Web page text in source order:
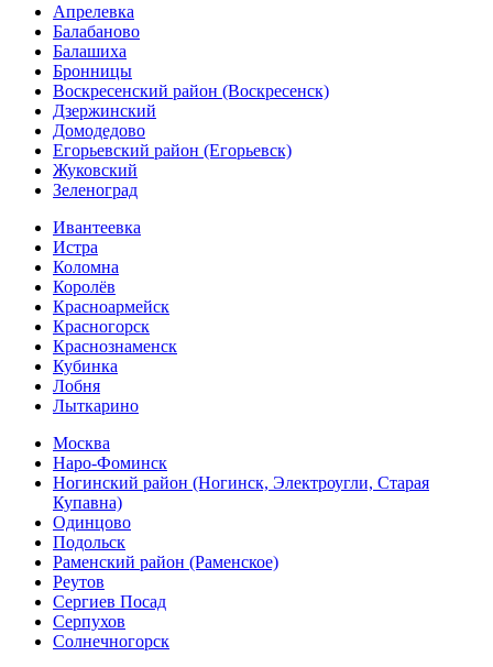
Апрелевка
Балабаново
Балашиха
Бронницы
Воскресенский район (Воскресенск)
Дзержинский
Домодедово
Егорьевский район (Егорьевск)
Жуковский
Зеленоград
Ивантеевка
Истра
Коломна
Королёв
Красноармейск
Красногорск
Краснознаменск
Кубинка
Лобня
Лыткарино
Москва
Наро-Фоминск
Ногинский район (Ногинск, Электроугли, Старая
Купавна)
Одинцово
Подольск
Раменский район (Раменское)
Реутов
Сергиев Посад
Серпухов
Солнечногорск